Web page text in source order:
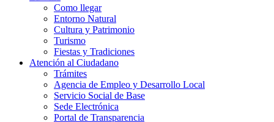
Como llegar
Entorno Natural
Cultura y Patrimonio
Turismo
Fiestas y Tradiciones
Atención al Ciudadano
Trámites
Agencia de Empleo y Desarrollo Local
Servicio Social de Base
Sede Electrónica
Portal de Transparencia